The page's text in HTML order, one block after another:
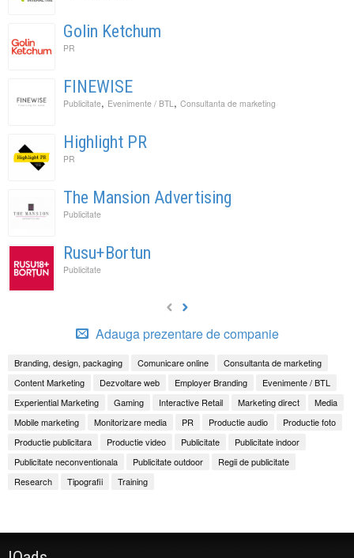
Golin Ketchum
PR
FINEWISE
Publicitate, Evenimente / BTL, Consultanta de marketing
Highlight PR
PR
The Mansion Advertising
Publicitate
Rusu+Bortun
Publicitate
Adauga prezentare de companie
Branding, design, packaging Comunicare online
Consultanta de marketing
Content Marketing
Dezvoltare web Employer Branding
Evenimente / BTL
Experiential Marketing
Gaming Interactive Retail Marketing direct
Media
Mobile marketing
Monitorizare media PR Productie audio
Productie foto
Productie publicitara
Productie video Publicitate
Publicitate indoor
Publicitate neconventionala
Publicitate outdoor
Regii de publicitate
Research
Tipografii Training